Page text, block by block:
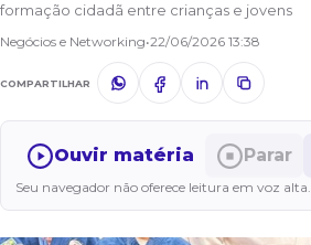
formação cidadã entre crianças e jovens
Negócios e Networking•22/06/2026 13:38
COMPARTILHAR
Ouvir matéria Parar
Seu navegador não oferece leitura em voz alta.